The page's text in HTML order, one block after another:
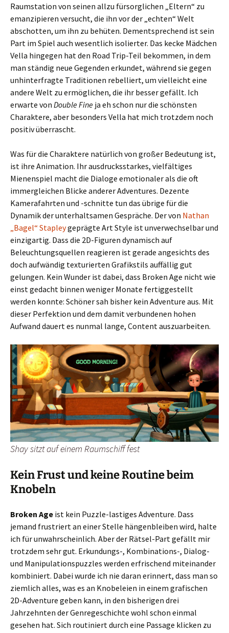
Raumstation von seinen allzu fürsorglichen „Eltern“ zu
emanzipieren versucht, die ihn vor der „echten“ Welt
abschotten, um ihn zu behüten. Dementsprechend ist sein
Part im Spiel auch wesentlich isolierter. Das kecke Mädchen
Vella hingegen hat den Road Trip-Teil bekommen, in dem
man ständig neue Gegenden erkundet, während sie gegen
unhinterfragte Traditionen rebelliert, um vielleicht eine
andere Welt zu ermöglichen, die ihr besser gefällt. Ich
erwarte von Double Fine ja eh schon nur die schönsten
Charaktere, aber besonders Vella hat mich trotzdem noch
positiv überrascht.
Was für die Charaktere natürlich von großer Bedeutung ist,
ist ihre Animation. Ihr ausdrucksstarkes, vielfältiges
Mienenspiel macht die Dialoge emotionaler als die oft
immergleichen Blicke anderer Adventures. Dezente
Kamerafahrten und -schnitte tun das übrige für die
Dynamik der unterhaltsamen Gespräche. Der von Nathan
„Bagel“ Stapleygeprägte Art Style ist unverwechselbar und
einzigartig. Dass die 2D-Figuren dynamisch auf
Beleuchtungsquellen reagieren ist gerade angesichts des
doch aufwändig texturierten Grafikstils auffällig gut
gelungen. Kein Wunder ist dabei, dass Broken Age nicht wie
einst gedacht binnen weniger Monate fertiggestellt
werden konnte: Schöner sah bisher kein Adventure aus. Mit
dieser Perfektion und dem damit verbundenen hohen
Aufwand dauert es nunmal lange, Content auszuarbeiten.
Shay sitzt auf einem Raumschiff fest
Kein Frust und keine Routine beim
Knobeln
Broken Age ist kein Puzzle-lastiges Adventure. Dass
jemand frustriert an einer Stelle hängenbleiben wird, halte
ich für unwahrscheinlich. Aber der Rätsel-Part gefällt mir
trotzdem sehr gut. Erkundungs-, Kombinations-, Dialog-
und Manipulationspuzzles werden erfrischend miteinander
kombiniert. Dabei wurde ich nie daran erinnert, dass man so
ziemlich alles, was es an Knobeleien in einem grafischen
2D-Adventure geben kann, in den bisherigen drei
Jahrzehnten der Genregeschichte wohl schon einmal
gesehen hat. Sich routiniert durch eine Passage klicken zu